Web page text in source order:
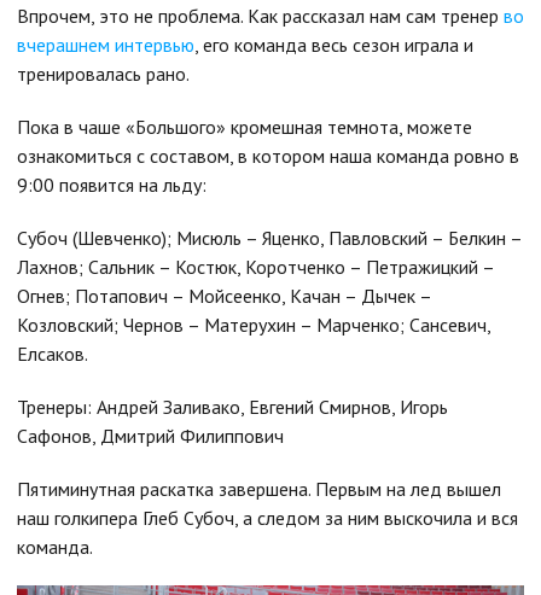
Впрочем, это не проблема. Как рассказал нам сам тренер во
вчерашнем интервью, его команда весь сезон играла и
тренировалась рано.
Пока в чаше «Большого» кромешная темнота, можете
ознакомиться с составом, в котором наша команда ровно в
9:00 появится на льду:
Субоч (Шевченко); Мисюль – Яценко, Павловский – Белкин –
Лахнов; Сальник – Костюк, Коротченко – Петражицкий –
Огнев; Потапович – Мойсеенко, Качан – Дычек –
Козловский; Чернов – Матерухин – Марченко; Сансевич,
Елсаков.
Тренеры: Андрей Заливако, Евгений Смирнов, Игорь
Сафонов, Дмитрий Филиппович
Пятиминутная раскатка завершена. Первым на лед вышел
наш голкипера Глеб Субоч, а следом за ним выскочила и вся
команда.